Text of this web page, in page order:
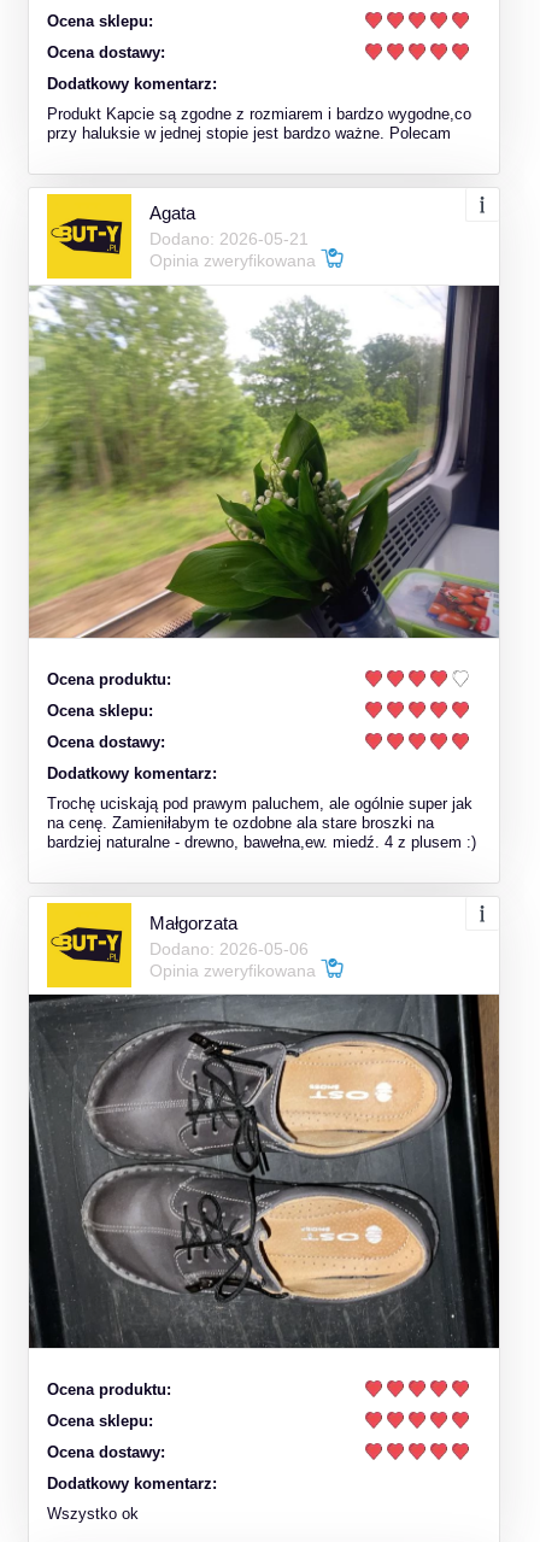
Ocena sklepu:
Ocena dostawy:
Dodatkowy komentarz:
Produkt Kapcie są zgodne z rozmiarem i bardzo wygodne,co
przy haluksie w jednej stopie jest bardzo ważne. Polecam
Agata
Dodano: 2026-05-21
Opinia zweryfikowana
Ocena produktu:
Ocena sklepu:
Ocena dostawy:
Dodatkowy komentarz:
Trochę uciskają pod prawym paluchem, ale ogólnie super jak
na cenę. Zamieniłabym te ozdobne ala stare broszki na
bardziej naturalne - drewno, bawełna,ew. miedź. 4 z plusem :)
Małgorzata
Dodano: 2026-05-06
Opinia zweryfikowana
Ocena produktu:
Ocena sklepu:
Ocena dostawy:
Dodatkowy komentarz:
Wszystko ok